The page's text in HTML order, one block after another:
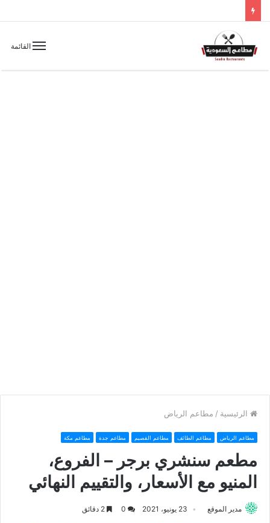
القائمة
الرئيسية / مطاعم الرياض
مطاعم الرياض مطاعم الطائف مطاعم القصيم مطاعم جدة مطاعم مكة
مطعم سنشري برجر – الفروع،
المنيو مع الأسعار، والتقييم النهائي
مدير الموقع 23 يونيو، 2021